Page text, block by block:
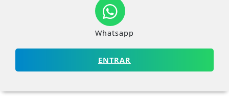
Whatsapp
ENTRAR